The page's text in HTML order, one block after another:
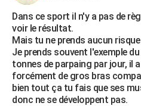
Dans ce sport il n'y a pas de
voir le résultat.
Mais tu ne prends aucun
Je prends souvent l'exemple
tonnes de parpaing par jour, il
forcément de gros bras
bien tout ça tu fais que ses
donc ne se développent pas.